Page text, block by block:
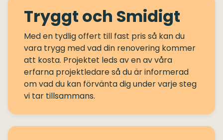
Tryggt och Smidigt
Med en tydlig offert till fast pris så kan du
vara trygg med vad din renovering kommer
att kosta. Projektet leds av en av våra
erfarna projektledare så du är informerad
om vad du kan förvänta dig under varje steg